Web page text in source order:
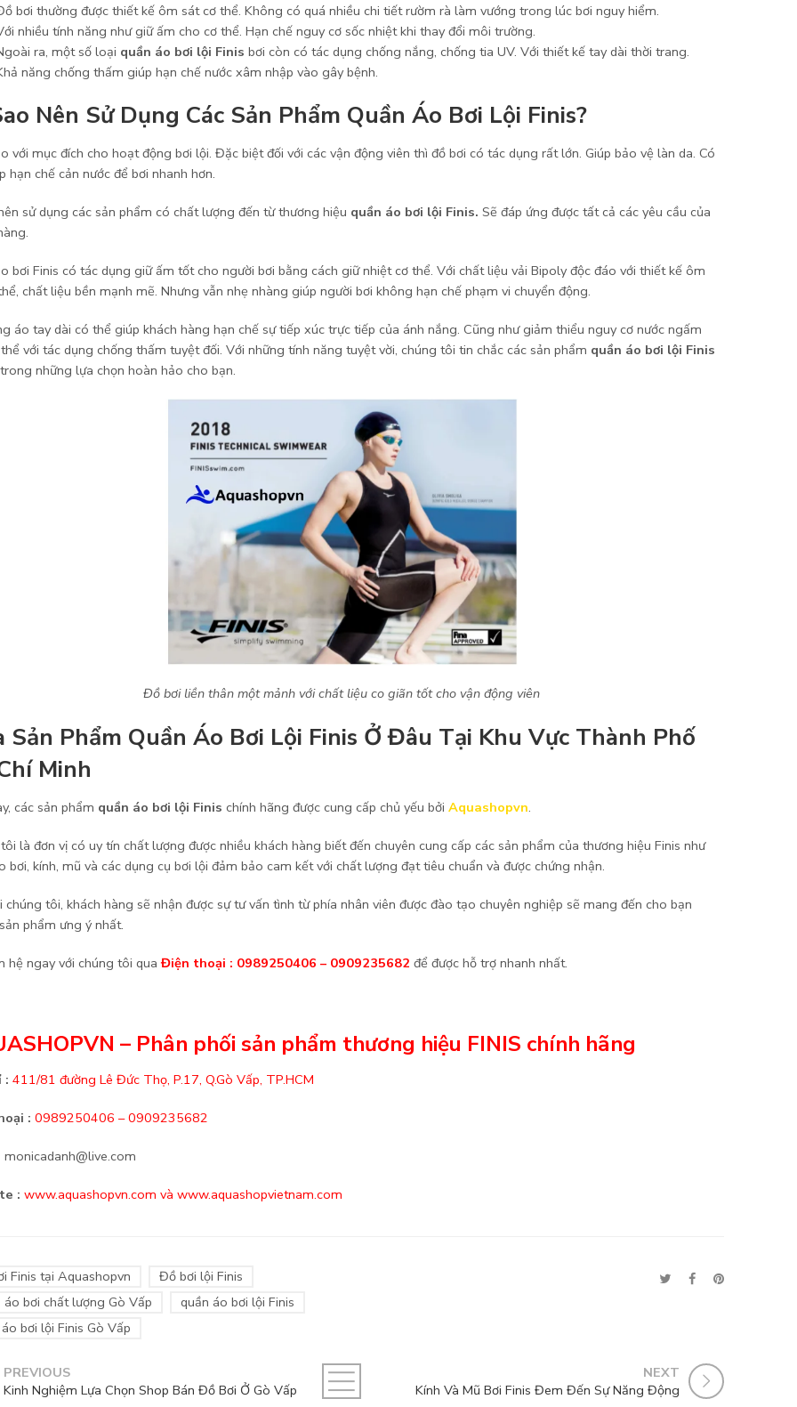
bơi thường được thiết kế ôm sát cơ thể. Không có quá nhiều chi tiết rườm rà làm vướng trong lúc bơi nguy hiểm.
nhiều tính năng như giữ ấm cho cơ thể. Hạn chế nguy cơ sốc nhiệt khi thay đổi môi trường.
ra, một số loại quần áo bơi lội Finis bơi còn có tác dụng chống nắng, chống tia UV. Với thiết kế tay dài thời trang.
năng chống thấm giúp hạn chế nước xâm nhập vào gây bệnh.
Nên Sử Dụng Các Sản Phẩm Quần Áo Bơi Lội Finis?
với mục đích cho hoạt động bơi lội. Đặc biệt đối với các vận động viên thì đồ bơi có tác dụng rất lớn. Giúp bảo vệ làn da. Có
hạn chế cản nước để bơi nhanh hơn.
sử dụng các sản phẩm có chất lượng đến từ thương hiệu quần áo bơi lội Finis. Sẽ đáp ứng được tất cả các yêu cầu của
bơi Finis có tác dụng giữ ấm tốt cho người bơi bằng cách giữ nhiệt cơ thể. Với chất liệu vải Bipoly độc đáo với thiết kế ôm
chất liệu bền mạnh mẽ. Nhưng vẫn nhẹ nhàng giúp người bơi không hạn chế phạm vi chuyển động.
áo tay dài có thể giúp khách hàng hạn chế sự tiếp xúc trực tiếp của ánh nắng. Cũng như giảm thiểu nguy cơ nước ngấm
với tác dụng chống thấm tuyệt đối. Với những tính năng tuyệt vời, chúng tôi tin chắc các sản phẩm quần áo bơi lội Finis
những lựa chọn hoàn hảo cho bạn.
Đồ bơi liền thân một mảnh với chất liệu co giãn tốt cho vận động viên
Sản Phẩm Quần Áo Bơi Lội Finis Ở Đâu Tại Khu Vực Thành Phố
Minh
các sản phẩm quần áo bơi lội Finis chính hãng được cung cấp chủ yếu bởi Aquashopvn.
là đơn vị có uy tín chất lượng được nhiều khách hàng biết đến chuyên cung cấp các sản phẩm của thương hiệu Finis như
bơi, kính, mũ và các dụng cụ bơi lội đảm bảo cam kết với chất lượng đạt tiêu chuẩn và được chứng nhận.
chúng tôi, khách hàng sẽ nhận được sự tư vấn tình từ phía nhân viên được đào tạo chuyên nghiệp sẽ mang đến cho bạn
phẩm ưng ý nhất.
hệ ngay với chúng tôi quaĐiện thoại : 0989250406 – 0909235682 để được hỗ trợ nhanh nhất.
– Phân phối sản phẩm thương hiệu FINIS chính hãng
: 411/81 đường Lê Đức Thọ, P.17, Q.Gò Vấp, TP.HCM
: 0989250406 – 0909235682
monicadanh@live.com
: www.aquashopvn.com và www.aquashopvietnam.com
Finis tại Aquashopvn
Đồ bơi lội Finis
áo bơi chất lượng Gò Vấp
quần áo bơi lội Finis
bơi lội Finis Gò Vấp
PREVIOUS
Kinh Nghiệm Lựa Chọn Shop Bán Đồ Bơi Ở Gò Vấp
NEXT
Kính Và Mũ Bơi Finis Đem Đến Sự Năng Động